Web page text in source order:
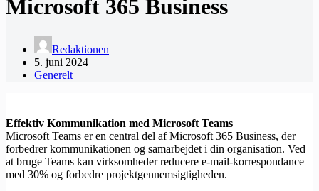
Microsoft 365 Business
Redaktionen
5. juni 2024
Generelt
Effektiv Kommunikation med Microsoft Teams
Microsoft Teams er en central del af Microsoft 365 Business, der
forbedrer kommunikationen og samarbejdet i din organisation. Ved
at bruge Teams kan virksomheder reducere e-mail-korrespondance
med 30% og forbedre projektgennemsigtigheden.